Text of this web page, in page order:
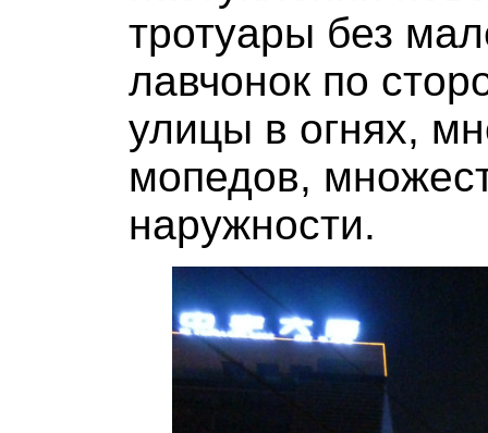
тротуары без
лавчонок по
улицы в огнях,
мопедов,
наружности.